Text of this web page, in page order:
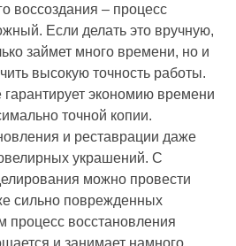
воссоздания – процесс
Если делать это вручную,
займет много времени, но и
высокую точность работы.
гарантирует экономию времени
точной копии.
и реставрации даже
украшений. С
можно провести
сильно поврежденных
процесс восстановления
и занимает намного